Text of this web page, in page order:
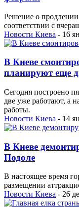
Решение о
соответствии с
Новости Киева - 16
В Киеве
планируют еще
Сегодня построено
две уже работают, а
работы.
Новости Киева - 14
В Киеве
Подоле
В настоящее время
размещении
Новости Киева - 26